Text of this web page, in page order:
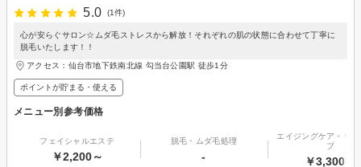
5.0
(1件)
心が安らぐサロン☆ムダ毛ストレスから解放！それぞれの肌の状態に合わせて丁寧に
脱毛いたします！！
アクセス：仙台市地下鉄南北線 勾当台公園駅 徒歩1分
ポイントが貯まる・使える
メニュー別参考価格
フェイシャルエステ
￥2,200～
脱毛・ムダ毛処理
-
エイジングケア・リ
プ
￥3,300～